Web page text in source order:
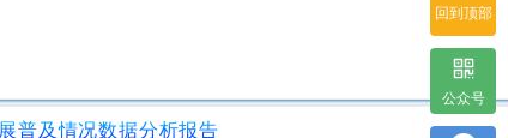
普及情况数据分析报告
回到顶部
公众号